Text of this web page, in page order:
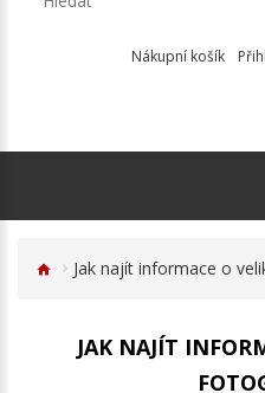
Nákupní košík
Jak najít informace o
JAK NAJÍT